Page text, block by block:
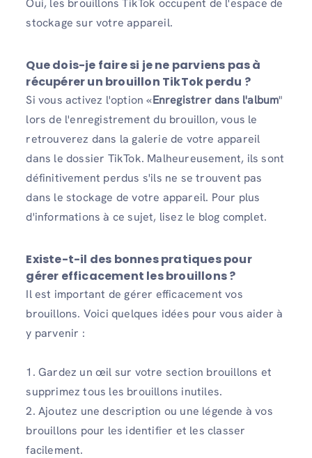
stockage sur votre appareil.
Que dois-je faire si je ne parviens pas à
récupérer un brouillon TikTok perdu ?
Si vous activez l'option «Enregistrer dans l'album"
lors de l'enregistrement du brouillon, vous le
retrouverez dans la galerie de votre appareil
dans le dossier TikTok. Malheureusement, ils sont
définitivement perdus s'ils ne se trouvent pas
dans le stockage de votre appareil. Pour plus
d'informations à ce sujet, lisez le blog complet.
Existe-t-il des bonnes pratiques pour
gérer efficacement les brouillons ?
Il est important de gérer efficacement vos
brouillons. Voici quelques idées pour vous aider à
y parvenir :
1. Gardez un œil sur votre section brouillons et
supprimez tous les brouillons inutiles.
2. Ajoutez une description ou une légende à vos
brouillons pour les identifier et les classer
facilement.